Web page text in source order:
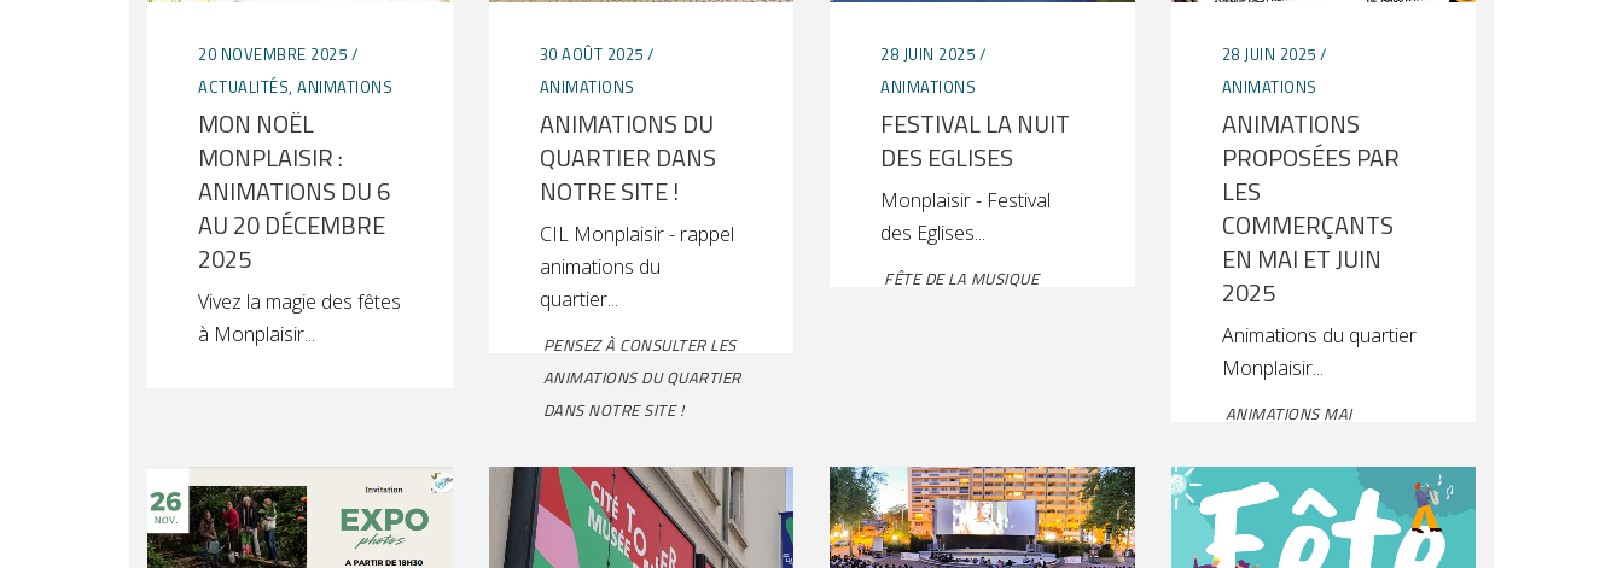
20 NOVEMBRE 2025
ACTUALITÉS, ANIMATIONS
MON NOËL
MONPLAISIR :
ANIMATIONS DU 6
AU 20 DÉCEMBRE
2025
Vivez la magie des fêtes
à Monplaisir
30 AOÛT 2025
ANIMATIONS
ANIMATIONS DU
QUARTIER DANS
NOTRE SITE !
CIL Monplaisir - rappel
animations du
quartier
PENSEZ À CONSULTER LES
ANIMATIONS DU QUARTIER
DANS NOTRE SITE !
28 JUIN 2025
ANIMATIONS
FESTIVAL LA NUIT
DES EGLISES
Monplaisir - Festival
des Eglises
FÊTE DE LA MUSIQUE
28 JUIN 2025
ANIMATIONS
ANIMATIONS
PROPOSÉES PAR
LES
COMMERÇANTS
EN MAI ET JUIN
2025
Animations du quartier
Monplaisir
ANIMATIONS MAI